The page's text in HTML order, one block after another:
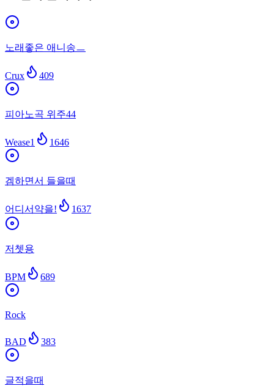
노래좋은 애니송ㅡ
Crux 409
피아노곡 위주44
Wease1 1646
겜하면서 들을때
어디서약을! 1637
저쳇용
BPM 689
Rock
BAD 383
글적을때